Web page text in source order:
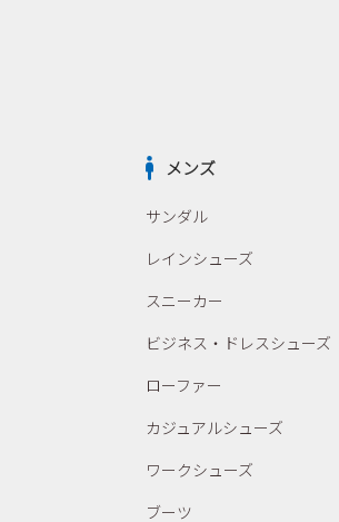
メンズ
サンダル
レインシューズ
スニーカー
ビジネス・ドレスシューズ
ローファー
カジュアルシューズ
ワークシューズ
ブーツ